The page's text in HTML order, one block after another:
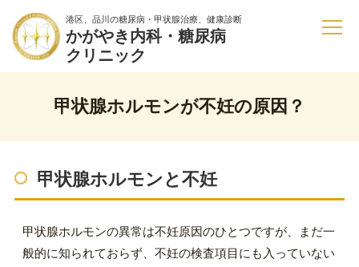
港区、品川の糖尿病・甲状腺治療、健康診断
かがやき内科・糖尿病
クリニック
甲状腺ホルモンが不妊の原因？
甲状腺ホルモンと不妊
甲状腺ホルモンの異常は不妊原因のひとつですが、まだ一
般的に知られておらず、不妊の検査項目にも入っていない